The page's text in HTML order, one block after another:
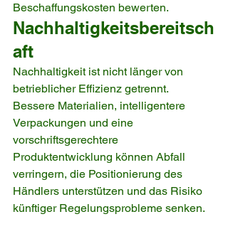
Beschaffungskosten bewerten.
Nachhaltigkeitsbereitsch
aft
Nachhaltigkeit ist nicht länger von
betrieblicher Effizienz getrennt.
Bessere Materialien, intelligentere
Verpackungen und eine
vorschriftsgerechtere
Produktentwicklung können Abfall
verringern, die Positionierung des
Händlers unterstützen und das Risiko
künftiger Regelungsprobleme senken.